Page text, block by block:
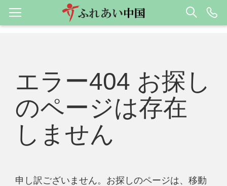
エラー404 お探し
のページは存在
しません
申し訳ございません。お探しのページは、移動